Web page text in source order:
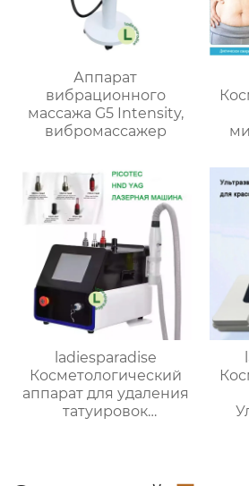
Аппарат
вибрационного
массажа G5 Intensity,
вибромассажер
ladiesparadise
Косметологический
аппарат для удаления
татуировок